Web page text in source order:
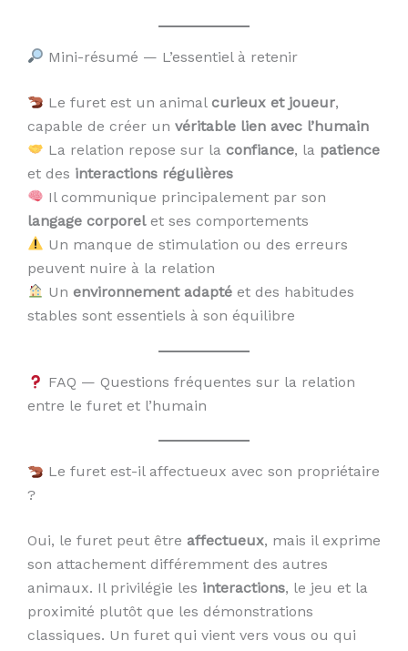
Mini-résumé — L’essentiel à retenir
Le furet est un animalcurieux et joueur,
capable de créer un véritable lien avec l’humain
La relation repose sur laconfiance, la patience
et des interactions régulières
Il communique principalement par son
langage corporelet ses comportements
Un manque de stimulation ou des erreurs
peuvent nuire à la relation
Unenvironnement adapté et des habitudes
stables sont essentiels à son équilibre
FAQ — Questions fréquentes sur la relation
entre le furet et l’humain
Le furet est-il affectueux avec son propriétaire
?
Oui, le furet peut être affectueux, mais il exprime
son attachement différemment des autres
animaux. Il privilégie les interactions, le jeu et la
proximité plutôt que les démonstrations
classiques. Un furet qui vient vers vous ou qui